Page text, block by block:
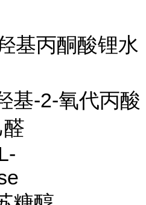
基丙酮酸锂水
基-2-氧代丙酸